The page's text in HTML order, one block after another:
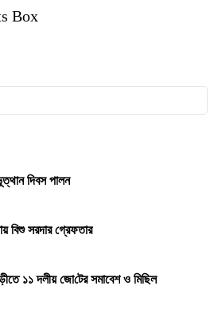
Box
দিবস পালন
বিশু সরদার গ্রেফতার
১১ দলীয় জো‌টের সমাবেশ ও মি‌ছিল